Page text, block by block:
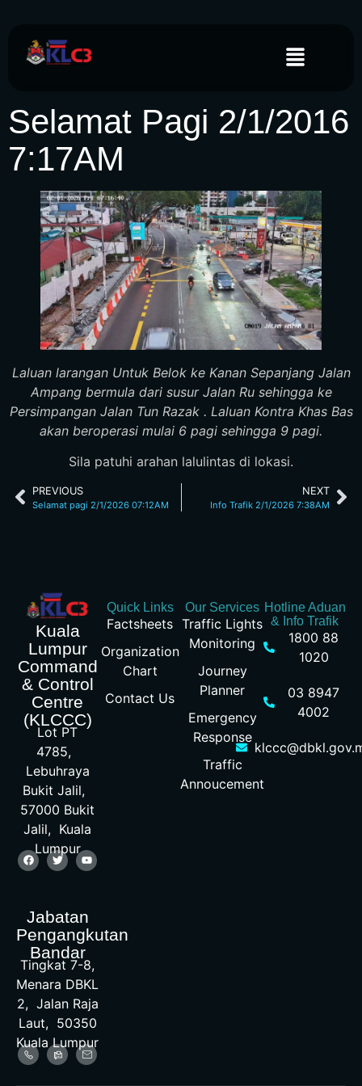
Selamat Pagi 2/1/2016
7:17AM
Laluan larangan Untuk Belok ke Kanan Sepanjang Jalan
Ampang bermula dari susur Jalan Ru sehingga ke
Persimpangan Jalan Tun Razak . Laluan Kontra Khas Bas
akan beroperasi mulai 6 pagi sehingga 9 pagi.
Sila patuhi arahan lalulintas di lokasi.
PREVIOUS
Selamat pagi 2/1/2026 07:12AM
NEXT
Info Trafik 2/1/2026 7:38AM
Kuala
Lumpur
Command
& Control
Centre
(KLCCC)
Lot PT
4785,
Lebuhraya
Bukit Jalil,
57000 Bukit
Jalil, Kuala
Lumpur
Jabatan
Pengangkutan
Bandar
Tingkat 7-8,
Menara DBKL
2, Jalan Raja
Laut, 50350
Kuala Lumpur
Quick Links
Factsheets
Organization
Chart
Contact Us
Our Services
Traffic Lights
Monitoring
Journey
Planner
Emergency
Response
Traffic
Annoucement
Hotline Aduan
& Info Trafik
1800 88
1020
03 8947
4002